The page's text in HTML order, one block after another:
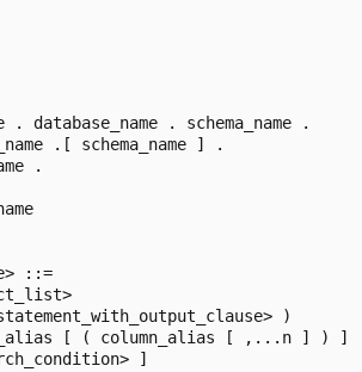
. database_name . schema_name .
.[ schema_name ] .
.
::=
)
[ ( column_alias [ ,...n ] ) ]
]